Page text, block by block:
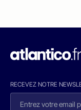
RECEVEZ NOTRE